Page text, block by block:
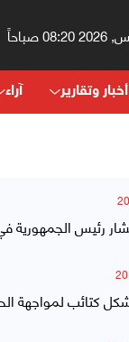
أخبار وتقارير آراء
رئيس الجمهورية
كتائب لمواجهة